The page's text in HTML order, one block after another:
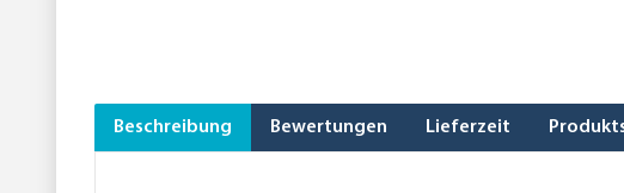
Beschreibung Bewertungen Lieferzeit